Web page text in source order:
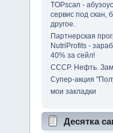
TOPscan -
сервис под скан,
другое.
Партнерская
NutriProfits -
40% за сейл!
СССР. Нефть.
Супер-акция
мои закладки
Десятка